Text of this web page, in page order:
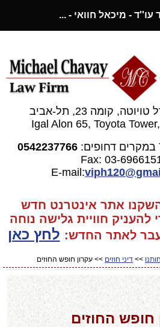
עו''ד - מיכאל חוואי - ...
Igal Alon 65, Toyota
במקרים דחופים:0542237766
Fax:
viph120@
אתר אינטרנט חדש
להעניק חוויית גלישה נוחה
לאתר החדש: לחץ כאן
>> דיני חוזים >> עקרון חופש החוזים
חופש החוזים